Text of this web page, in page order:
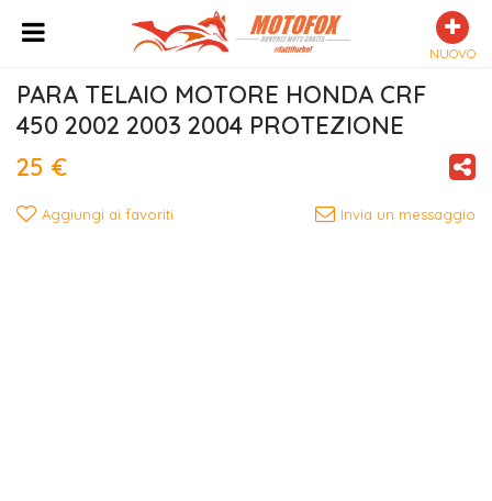
NUOVO
PARA TELAIO MOTORE HONDA CRF
450 2002 2003 2004 PROTEZIONE
25 €
Aggiungi ai favoriti Invia un messaggio